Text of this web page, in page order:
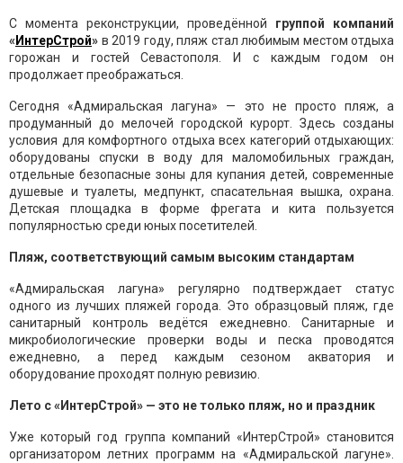
С момента реконструкции, проведённой группой компаний
«ИнтерСтрой» в 2019 году, пляж стал любимым местом отдыха
горожан и гостей Севастополя. И с каждым годом он
продолжает преображаться.
Сегодня «Адмиральская лагуна» — это не просто пляж, а
продуманный до мелочей городской курорт. Здесь созданы
условия для комфортного отдыха всех категорий отдыхающих:
оборудованы спуски в воду для маломобильных граждан,
отдельные безопасные зоны для купания детей, современные
душевые и туалеты, медпункт, спасательная вышка, охрана.
Детская площадка в форме фрегата и кита пользуется
популярностью среди юных посетителей.
Пляж, соответствующий самым высоким стандартам
«Адмиральская лагуна» регулярно подтверждает статус
одного из лучших пляжей города. Это образцовый пляж, где
санитарный контроль ведётся ежедневно. Санитарные и
микробиологические проверки воды и песка проводятся
ежедневно, а перед каждым сезоном акватория и
оборудование проходят полную ревизию.
Лето с «ИнтерСтрой» — это не только пляж, но и праздник
Уже который год группа компаний «ИнтерСтрой» становится
организатором летних программ на «Адмиральской лагуне».